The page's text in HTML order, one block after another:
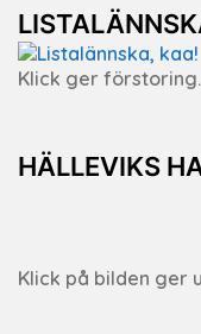
Klick ger förstoring.
HÄLLEVIKS
Klick på bilden ger